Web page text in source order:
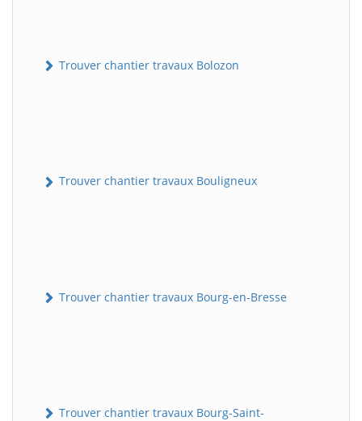
Trouver chantier travaux Bolozon
Trouver chantier travaux Bouligneux
Trouver chantier travaux Bourg-en-Bresse
Trouver chantier travaux Bourg-Saint-